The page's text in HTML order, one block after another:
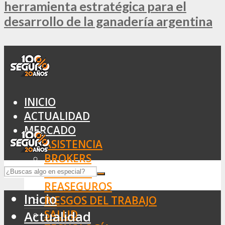
herramienta estratégica para el
desarrollo de la ganadería argentina
INICIO
ACTUALIDAD
MERCADO
ASISTENCIA
BROKERS
SEGUROS
REASEGUROS
RIESGOS DEL TRABAJO
SALUD
Inicio
Actualidad